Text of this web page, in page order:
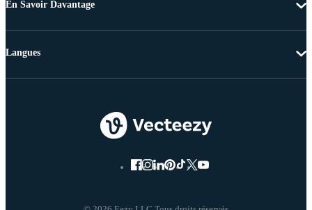
En Savoir Davantage
Langues